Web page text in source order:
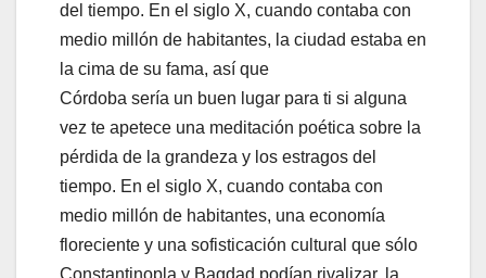
del tiempo. En el siglo X, cuando contaba con
medio millón de habitantes, la ciudad estaba en
la cima de su fama, así que
Córdoba sería un buen lugar para ti si alguna
vez te apetece una meditación poética sobre la
pérdida de la grandeza y los estragos del
tiempo. En el siglo X, cuando contaba con
medio millón de habitantes, una economía
floreciente y una sofisticación cultural que sólo